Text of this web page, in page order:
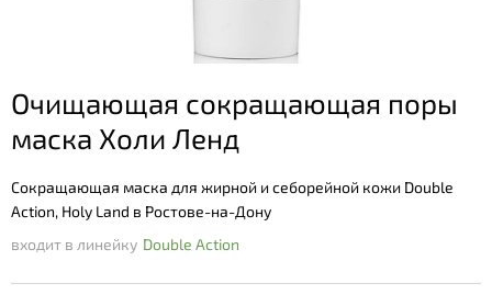
Очищающая сокращающая поры
маска Холи Ленд
Сокращающая маска для жирной и себорейной кожи Double
Action, Holy Land в Ростове-на-Дону
входит в линейку Double Action